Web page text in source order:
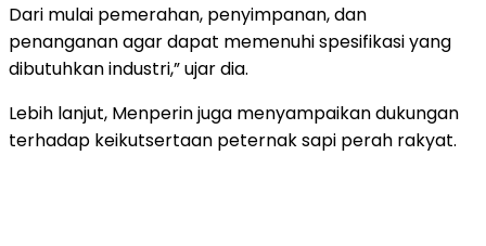
Dari mulai pemerahan, penyimpanan, dan
penanganan agar dapat memenuhi spesifikasi yang
dibutuhkan industri,” ujar dia.
Lebih lanjut, Menperin juga menyampaikan dukungan
terhadap keikutsertaan peternak sapi perah rakyat.